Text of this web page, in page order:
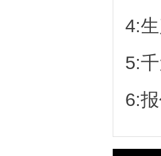
4:
5:
6: